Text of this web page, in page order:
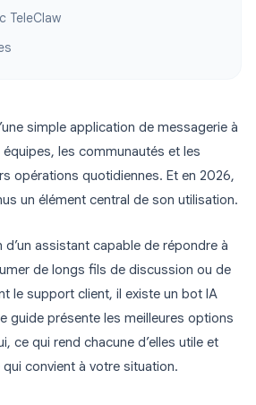
TeleClaw
simple application de messagerie à
les communautés et les
opérations quotidiennes. Et en 2026,
un élément central de son utilisation.
assistant capable de répondre à
de longs fils de discussion ou de
le support client, il existe un bot IA
guide présente les meilleures options
ce qui rend chacune d’elles utile et
convient à votre situation.